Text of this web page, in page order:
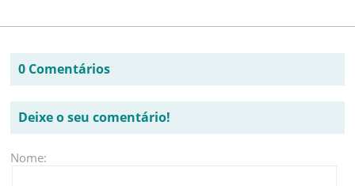
0 Comentários
Deixe o seu comentário!
Nome: